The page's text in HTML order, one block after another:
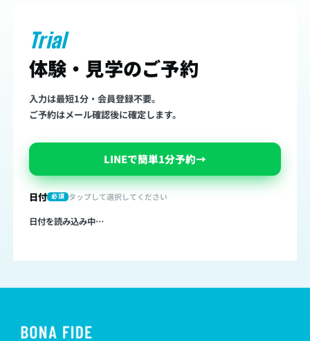
Trial
体験・見学のご予約
入力は最短1分・会員登録不要。
ご予約はメール確認後に確定します。
LINEで簡単1分予約→
日付 必須 タップして選択してください
日付を読み込み中…